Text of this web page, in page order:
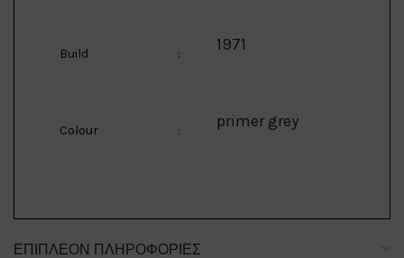
Build : 1971
Colour : primer grey
ΕΠΙΠΛΈΟΝ ΠΛΗΡΟΦΟΡΊΕΣ